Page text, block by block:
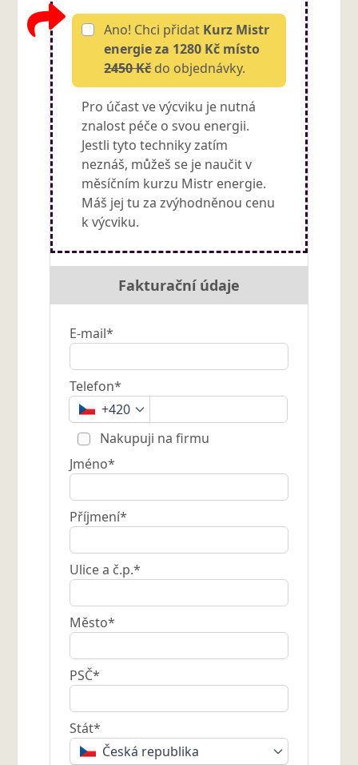
Ano! Chci přidat Kurz Mistr
energie za 1280 Kč místo
2450 Kč do objednávky.
Pro účast ve výcviku je nutná
znalost péče o svou energii.
Jestli tyto techniky zatím
neznáš, můžeš se je naučit v
měsíčním kurzu Mistr energie.
Máš jej tu za zvýhodněnou cenu
k výcviku.
Fakturační údaje
E-mail*
Telefon*
+420
Nakupuji na firmu
Jméno*
Příjmení*
Ulice a č.p.*
Město*
PSČ*
Stát*
Česká republika